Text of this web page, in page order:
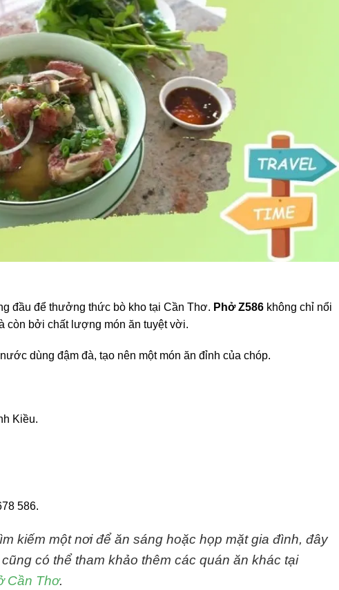
đầu để thưởng thức bò kho tại Cần Thơ. Phở Z586 không chỉ nổi
còn bởi chất lượng món ăn tuyệt vời.
dùng đậm đà, tạo nên một món ăn đỉnh của chóp.
Kiều.
586.
kiếm một nơi để ăn sáng hoặc họp mặt gia đình, đây
có thể tham khảo thêm các quán ăn khác tại
Cần Thơ.